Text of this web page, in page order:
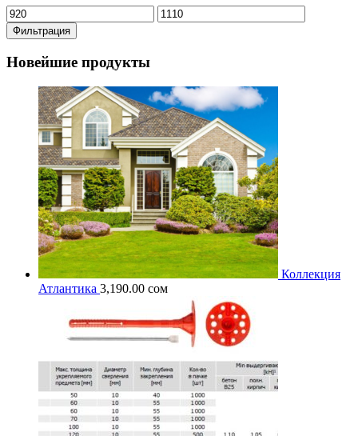
Минимальная
цена
Максимальная
цена
Фильтрация
Новейшие продукты
Коллекция
Атлантика 3,190.00 сом